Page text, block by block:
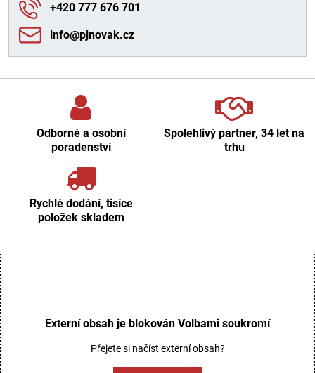
+420 777 676 701
info​@pjnovak​.cz
Odborné a osobní
poradenství
Spolehlivý partner, 34 let na
trhu
Rychlé dodání, tisíce
položek skladem
Externí obsah je blokován Volbami soukromí
Přejete si načíst externí obsah?